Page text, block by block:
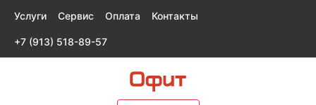
Услуги Сервис Оплата Контакты
+7 (913) 518-89-57